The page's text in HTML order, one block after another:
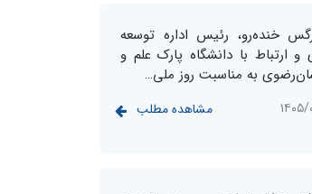
خنده‌رو، رئیس اداره توسعه
و ارتباط با دانشگاه پارک علم و
به مناسبت روز ملی…
مشاهده مطلب